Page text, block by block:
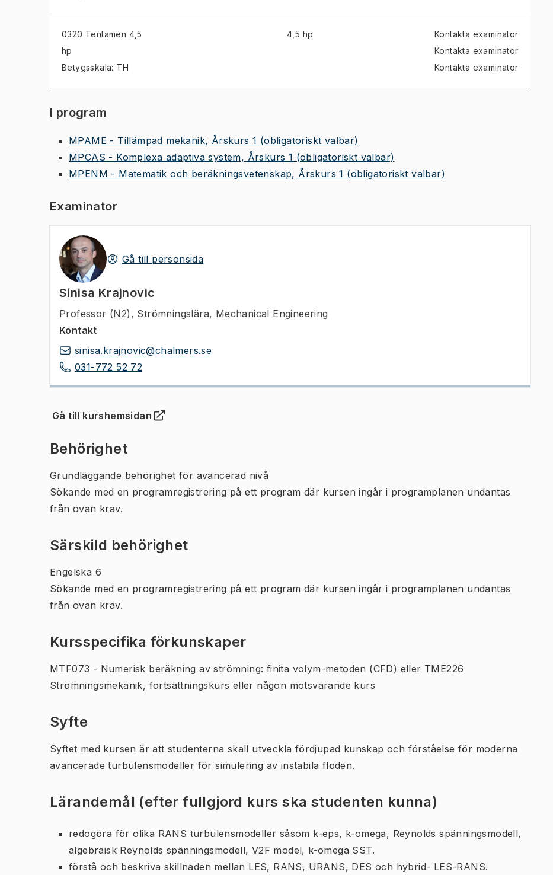
0320 Tentamen 4,5
hp
Betygsskala: TH
4,5 hp
Kontakta examinator
Kontakta examinator
Kontakta examinator
I program
MPAME - Tillämpad mekanik, Årskurs 1 (obligatoriskt valbar)
MPCAS - Komplexa adaptiva system, Årskurs 1 (obligatoriskt valbar)
MPENM - Matematik och beräkningsvetenskap, Årskurs 1 (obligatoriskt valbar)
Examinator
Gå till personsida
Sinisa Krajnovic
Professor (N2) , Strömningslära, Mechanical Engineering
Kontakt
sinisa.krajnovic@chalmers.se
031-772 52 72
Gå till kurshemsidan
(Öppnas i ny flik)
Behörighet
Grundläggande behörighet för avancerad nivå
Sökande med en programregistrering på ett program där kursen ingår i programplanen undantas
från ovan krav.
Särskild behörighet
Engelska 6
Sökande med en programregistrering på ett program där kursen ingår i programplanen undantas
från ovan krav.
Kursspecifika förkunskaper
MTF073 - Numerisk beräkning av strömning: finita volym-metoden (CFD) eller TME226
Strömningsmekanik, fortsättningskurs eller någon motsvarande kurs
Syfte
Syftet med kursen är att studenterna skall utveckla fördjupad kunskap och förståelse för moderna
avancerade turbulensmodeller för simulering av instabila flöden.
Lärandemål (efter fullgjord kurs ska studenten kunna)
redogöra för olika RANS turbulensmodeller såsom k-eps, k-omega, Reynolds spänningsmodell,
algebraisk Reynolds spänningsmodell, V2F model, k-omega SST.
förstå och beskriva skillnaden mellan LES, RANS, URANS, DES och hybrid- LES-RANS.